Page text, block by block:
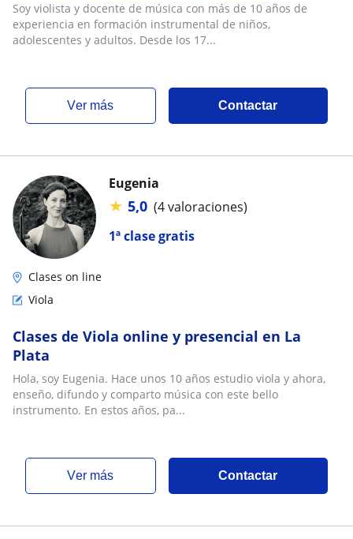
Soy violista y docente de música con más de 10 años de
experiencia en formación instrumental de niños,
adolescentes y adultos. Desde los 17...
ver más Contactar
1ª clase gratis
Eugenia
★ 5,0 (4 valoraciones)
Clases on line
Viola
Clases de Viola online y presencial en La
Plata
Hola, soy Eugenia. Hace unos 10 años estudio viola y ahora,
enseño, difundo y comparto música con este bello
instrumento. En estos años, pa...
ver más Contactar